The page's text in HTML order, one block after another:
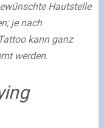
Hautstelle
je nach
kann ganz
werden.